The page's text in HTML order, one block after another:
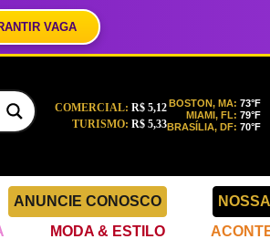
VAGA
COMERCIAL: R$ 5,12
TURISMO: R$ 5,33
BOSTON, MA: 73°F
MIAMI, FL: 79°F
BRASÍLIA, DF: 70°F
ANUNCIE CONOSCO
MODA & ESTILO